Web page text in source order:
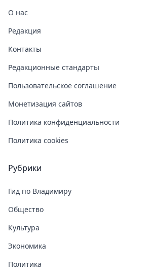
О нас
Редакция
Контакты
Редакционные стандарты
Пользовательское соглашение
Монетизация сайтов
Политика конфиденциальности
Политика cookies
Рубрики
Гид по Владимиру
Общество
Культура
Экономика
Политика